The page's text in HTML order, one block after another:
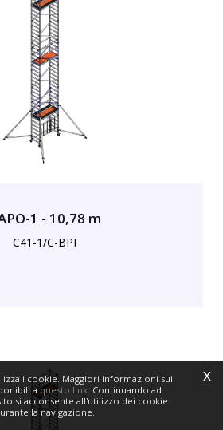
1 - 10,78 m
C41-1/C-BPI
x
i cookie. Maggiori informazioni sui
aquesto link. Continuando ad
si acconsente all'utilizzo dei cookie
la navigazione.